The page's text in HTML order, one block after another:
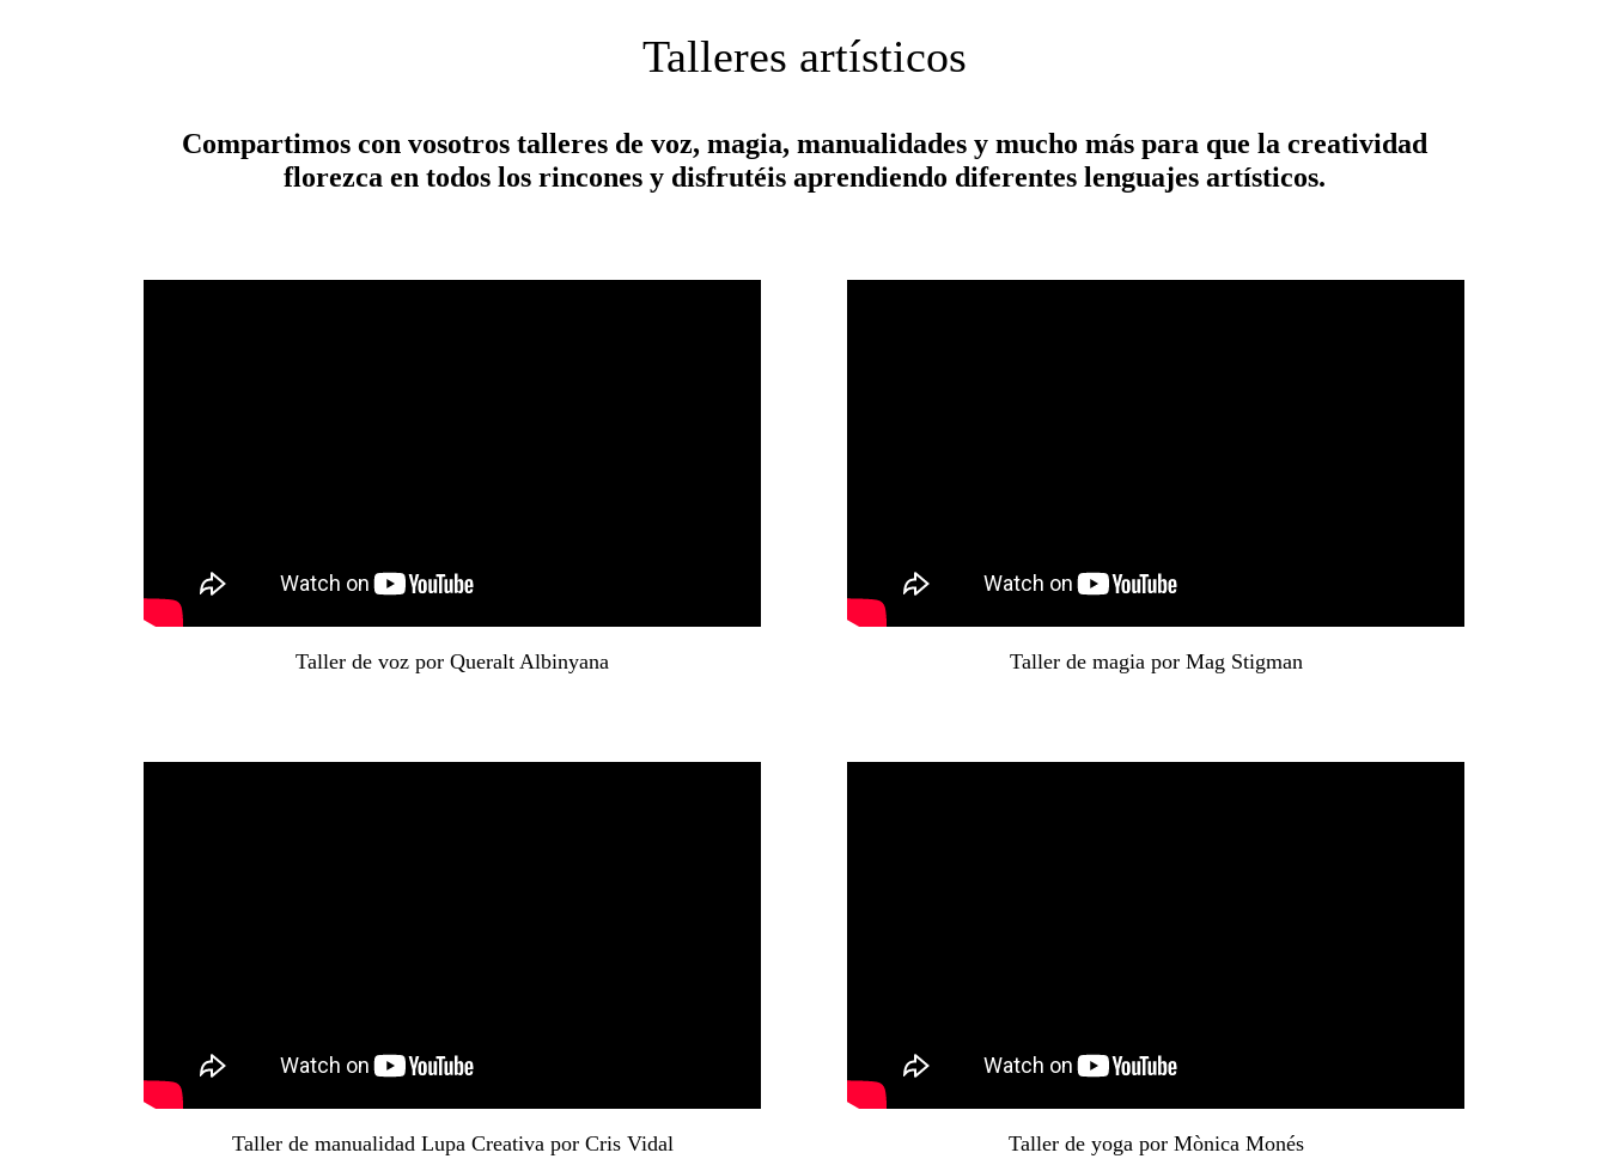
Talleres artísticos
Compartimos con vosotros talleres de voz, magia, manualidades y mucho más para que la creatividad
florezca en todos los rincones y disfrutéis aprendiendo diferentes lenguajes artísticos.
Taller de voz por Queralt Albinyana Taller de magia por Mag Stigman
Taller de manualidad Lupa Creativa por Cris Vidal Taller de yoga por Mònica Monés